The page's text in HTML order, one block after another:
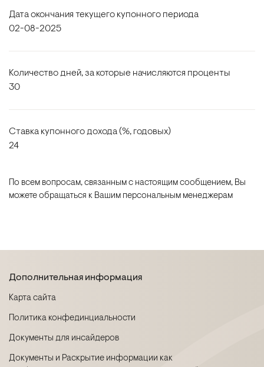
Дата окончания текущего купонного периода
02-08-2025
Количество дней, за которые начисляются проценты
30
Ставка купонного дохода (%, годовых)
24
По всем вопросам, связанным с настоящим сообщением, Вы
можете обращаться к Вашим персональным менеджерам
Дополнительная информация
Карта сайта
Политика конфединциальности
Документы для инсайдеров
Документы и Раскрытие информации как